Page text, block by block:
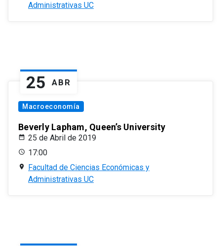
Administrativas UC
25 ABR
Macroeconomía
Beverly Lapham, Queen’s University
25 de Abril de 2019
17:00
Facultad de Ciencias Económicas y
Administrativas UC